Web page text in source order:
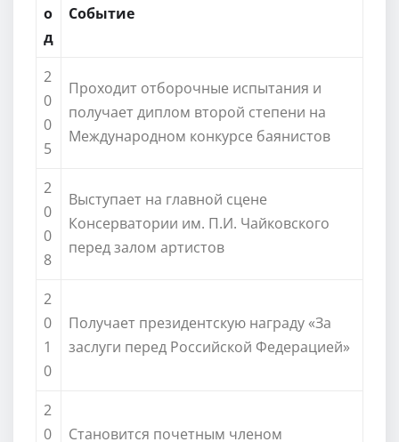
о
д
Событие
2
0
0
5
Проходит отборочные испытания и
получает диплом второй степени на
Международном конкурсе баянистов
2
0
0
8
Выступает на главной сцене
Консерватории им. П.И. Чайковского
перед залом артистов
2
0
1
0
Получает президентскую награду «За
заслуги перед Российской Федерацией»
2
0
Становится почетным членом